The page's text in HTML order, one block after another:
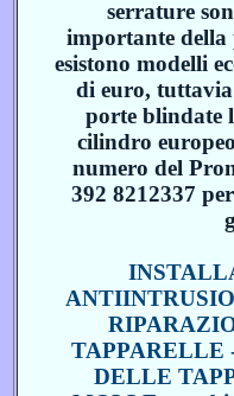
serrature
importante della
esistono modelli
di euro,
porte blindate
cilindro
numero del
392 8212337
TAPPARELLE
DELLE